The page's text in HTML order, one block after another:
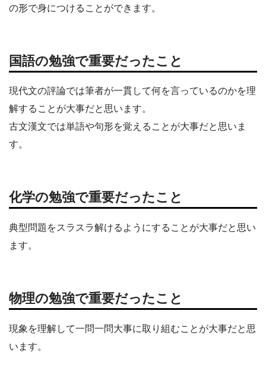
の形で身につけることができます。
国語の勉強で重要だったこと
現代文の評論では筆者が一貫して何を言っているのかを理
解することが大事だと思います。
古文漢文では単語や句形を覚えることが大事だと思いま
す。
化学の勉強で重要だったこと
典型問題をスラスラ解けるようにすることが大事だと思い
ます。
物理の勉強で重要だったこと
現象を理解して一問一問大事に取り組むことが大事だと思
います。